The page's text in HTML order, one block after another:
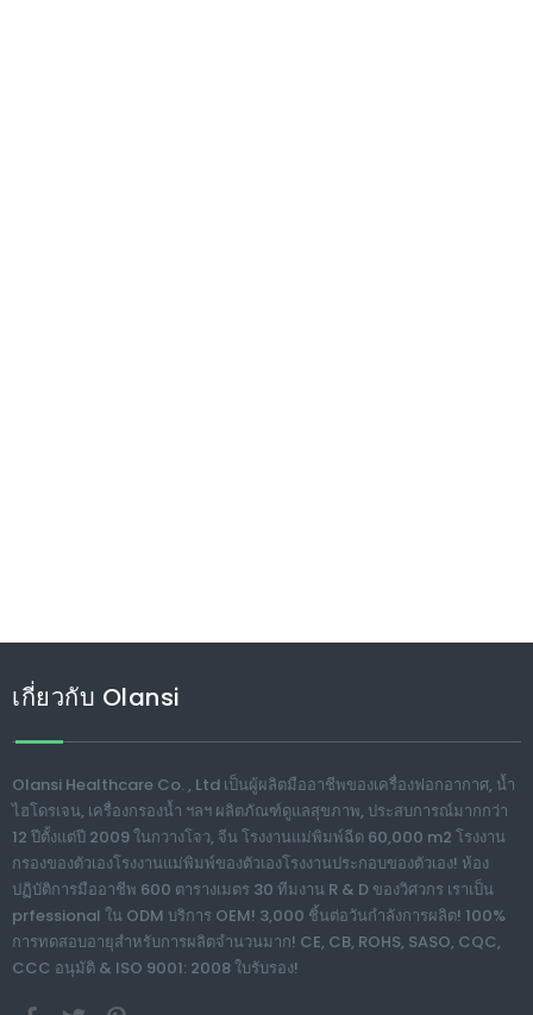
เกี่ยวกับ Olansi
Olansi Healthcare Co. , Ltd เป็นผู้ผลิตมืออาชีพของเครื่องฟอกอากาศ, น้ำ
ไฮโดรเจน, เครื่องกรองน้ำ ฯลฯ ผลิตภัณฑ์ดูแลสุขภาพ, ประสบการณ์มากกว่า
12 ปีตั้งแต่ปี 2009 ในกวางโจว, จีน โรงงานแม่พิมพ์ฉีด 60,000 m2 โรงงาน
กรองของตัวเองโรงงานแม่พิมพ์ของตัวเองโรงงานประกอบของตัวเอง! ห้อง
ปฏิบัติการมืออาชีพ 600 ตารางเมตร 30 ทีมงาน R & D ของวิศวกร เราเป็น
prfessional ใน ODM บริการ OEM! 3,000 ชิ้นต่อวันกำลังการผลิต! 100%
การทดสอบอายุสำหรับการผลิตจำนวนมาก! CE, CB, ROHS, SASO, CQC,
CCC อนุมัติ & ISO 9001: 2008 ใบรับรอง!